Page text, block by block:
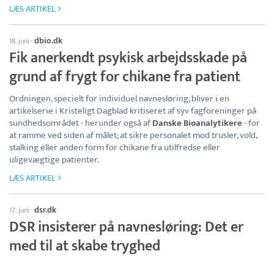
LÆS ARTIKEL
18. juni ·dbio.dk
Fik anerkendt psykisk arbejdsskade på
grund af frygt for chikane fra patient
Ordningen, specielt for individuel navnesløring, bliver i en
artikelserie i Kristeligt Dagblad kritiseret af syv fagforeninger på
sundhedsområdet - herunder også afDanske Bioanalytikere- for
at ramme ved siden af målet; at sikre personalet mod trusler, vold,
stalking eller anden form for chikane fra utilfredse eller
uligevægtige patienter.
LÆS ARTIKEL
17. juni ·dsr.dk
DSR insisterer på navnesløring: Det er
med til at skabe tryghed